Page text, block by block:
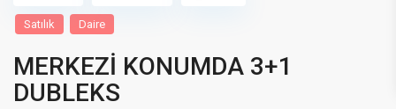
Satılık Daire
MERKEZİ KONUMDA 3+1
DUBLEKS